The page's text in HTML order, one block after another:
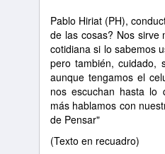
Pablo Hiriat (PH),
de las cosas? Nos sirve
cotidiana si lo sabemos
pero también, cuidado,
aunque tengamos el
nos escuchan hasta lo
más hablamos con
de Pensar"
(Texto en recuadro)